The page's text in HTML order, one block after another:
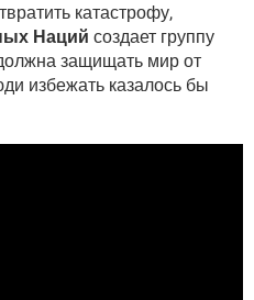
катастрофу,
Наций создает группу
защищать мир от
избежать казалось бы